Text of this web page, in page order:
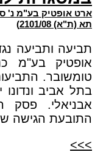
תא (ת"א) 2101/08)
תביעה ותביעה
אופטיק בע"מ
טומשובר.
בתל אביב
התובעת הגישה
>>>